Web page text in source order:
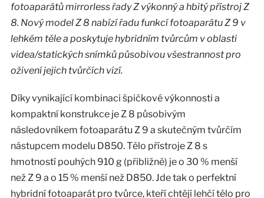
fotoaparátů mirrorless řady Z výkonný a hbitý přístroj Z
8. Nový model Z 8 nabízí řadu funkcí fotoaparátu Z 9 v
lehkém těle a poskytuje hybridním tvůrcům v oblasti
videa/statických snímků působivou všestrannost pro
oživení jejich tvůrčích vizí.
Díky vynikající kombinaci špičkové výkonnosti a
kompaktní konstrukce je Z 8 působivým
následovníkem fotoaparátu Z 9 a skutečným tvůrčím
nástupcem modelu D850. Tělo přístroje Z 8 s
hmotností pouhých 910 g (přibližně) je o 30 % menší
než Z 9 a o 15 % menší než D850. Jde tak o perfektní
hybridní fotoaparát pro tvůrce, kteří chtějí lehčí tělo pro